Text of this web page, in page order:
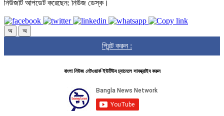
নিউজটি আপডেট করেছেন: নিউজ ডেস্ক।
অ অ
প্রিন্ট করুন :
বাংলা নিউজ নেটওয়ার্ক ইউটিউব চ্যানেলে সাবস্ক্রাইব করুন